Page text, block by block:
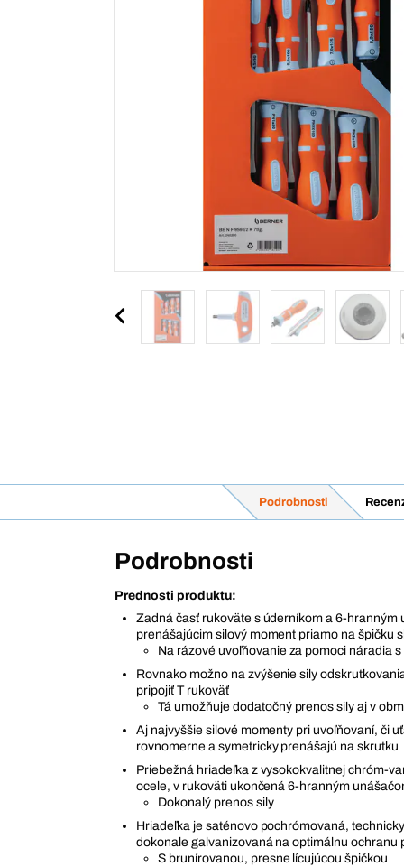
Podrobnosti
Podrobnosti
Prednosti produktu:
Zadná časť rukoväte s úderníkom a 6-hranným
prenášajúcim silový moment priamo na špičku
Na rázové uvoľňovanie za pomoci náradia
Rovnako možno na zvýšenie sily
pripojiť T rukoväť
Tá umožňuje dodatočný prenos sily aj v
Aj najvyššie silové momenty pri uvoľňovaní, či
rovnomerne a symetricky prenášajú na skrutku
Priebežná hriadeľka z vysokokvalitnej chróm-
ocele, v rukoväti ukončená 6-hranným
Dokonalý prenos sily
Hriadeľka je saténovo pochrómovaná,
dokonale galvanizovaná na optimálnu ochranu
S brunírovanou, presne lícujúcou špičkou